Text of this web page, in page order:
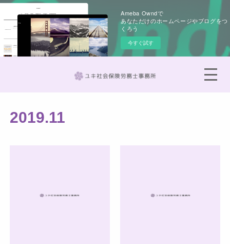
Ameba Owndで
あなただけのホームページやブログをつ
くろう
今すぐ試す
2019.11